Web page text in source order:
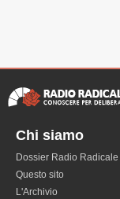
Chi siamo
Dossier Radio Radicale
Questo sito
L'Archivio